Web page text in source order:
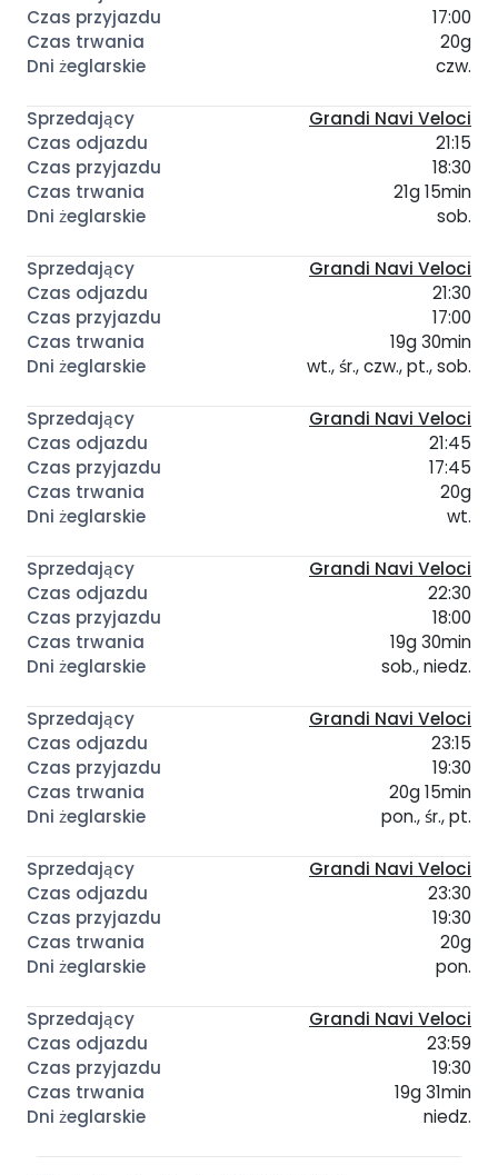
17:00
20g
czw.
Grandi Navi Veloci
21:15
18:30
21g 15min
sob.
Grandi Navi Veloci
21:30
17:00
19g 30min
wt., śr., czw., pt., sob.
Grandi Navi Veloci
21:45
17:45
20g
wt.
Grandi Navi Veloci
22:30
18:00
19g 30min
sob., niedz.
Grandi Navi Veloci
23:15
19:30
20g 15min
pon., śr., pt.
Grandi Navi Veloci
23:30
19:30
20g
pon.
Grandi Navi Veloci
23:59
19:30
19g 31min
niedz.